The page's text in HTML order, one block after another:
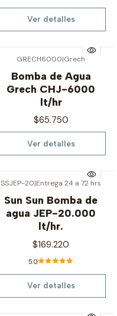
Ver detalles
GRECH6000|Grech
Bomba de Agua
Grech CHJ-6000
lt/hr
$65.750
Ver detalles
SSJEP-20|Entrega 24 a 72 hrs
Sun Sun Bomba de
agua JEP-20.000
lt/hr.
$169.220
5.0
Ver detalles